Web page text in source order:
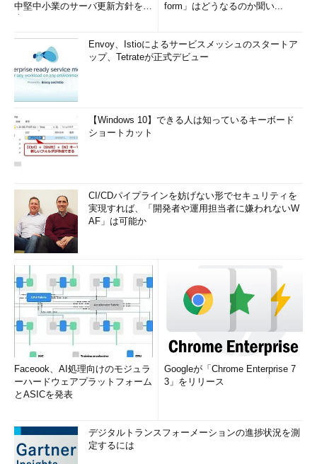
中堅中小業のサーバ更新方針を調
form」はどうなるのか聞い...
Envoy、Istioによるサービスメッシュのスタートア
ップ、Tetrateが正式デビュー
【Windows 10】できる人は知っているキーボード
ショートカット
CI/CDパイプラインを妨げない形でセキュリティを
実現すれば、「開発者や運用担当者に嫌われないW
AF」は可能か
Faceook、AI処理向けのモジュラ
ーハードウェアプラットフォーム
とASICを発表
Googleが「Chrome Enterprise 7
3」をリリース
デジタルトランスフォーメーションの進捗状況を測
定するには